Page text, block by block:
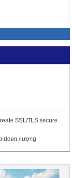
SSL/TLS secure
lượng